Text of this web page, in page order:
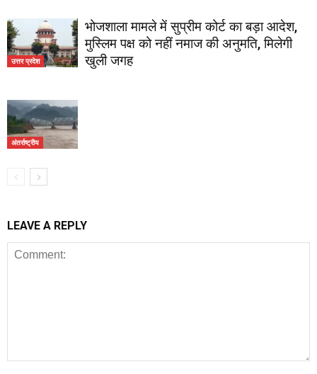
उत्तर प्रदेश
भोजशाला मामले में सुप्रीम कोर्ट का बड़ा आदेश,
मुस्लिम पक्ष को नहीं नमाज की अनुमति, मिलेगी
खुली जगह
अंतर्राष्ट्रीय
LEAVE A REPLY